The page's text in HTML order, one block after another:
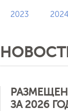
2023 2024
ЗА 2026